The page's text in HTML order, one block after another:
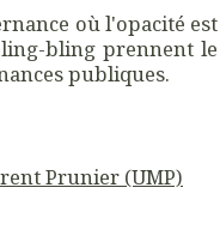
où l'opacité est
bling prennent le
publiques.
Prunier (UMP)